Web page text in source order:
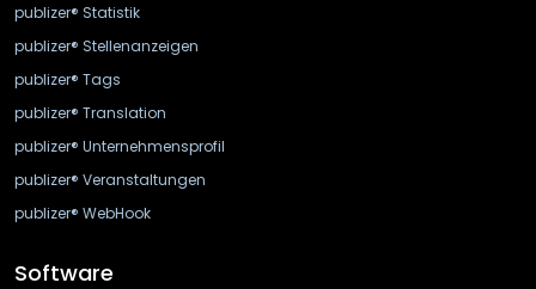
publizer® Statistik
publizer® Stellenanzeigen
publizer® Tags
publizer® Translation
publizer® Unternehmensprofil
publizer® Veranstaltungen
publizer® WebHook
Software